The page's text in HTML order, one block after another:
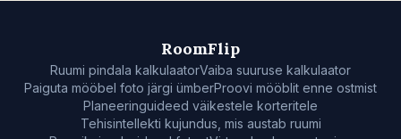
RoomFlip
Ruumi pindala kalkulaatorVaiba suuruse kalkulaator
Paiguta mööbel foto järgi ümberProovi mööblit enne ostmist
Planeeringuideed väikestele korteritele
Tehisintellekti kujundus, mis austab ruumi